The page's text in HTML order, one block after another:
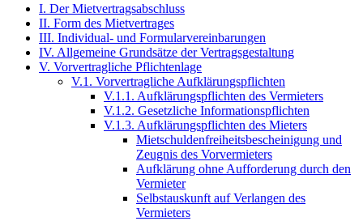
I. Der Mietvertragsabschluss
II. Form des Mietvertrages
III. Individual- und Formularvereinbarungen
IV. Allgemeine Grundsätze der Vertragsgestaltung
V. Vorvertragliche Pflichtenlage
V.1. Vorvertragliche Aufklärungspflichten
V.1.1. Aufklärungspflichten des Vermieters
V.1.2. Gesetzliche Informationspflichten
V.1.3. Aufklärungspflichten des Mieters
Mietschuldenfreiheitsbescheinigung und
Zeugnis des Vorvermieters
Aufklärung ohne Aufforderung durch den
Vermieter
Selbstauskunft auf Verlangen des
Vermieters